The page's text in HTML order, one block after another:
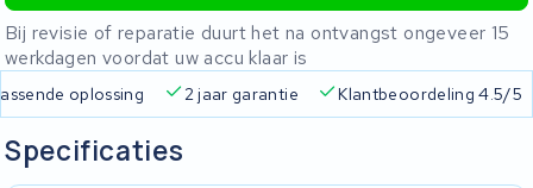
Bij revisie of reparatie duurt het na ontvangst ongeveer 15
werkdagen voordat uw accu klaar is
oplossing 2 jaar garantie Klantbeoordeling 4.5/5
Specificaties